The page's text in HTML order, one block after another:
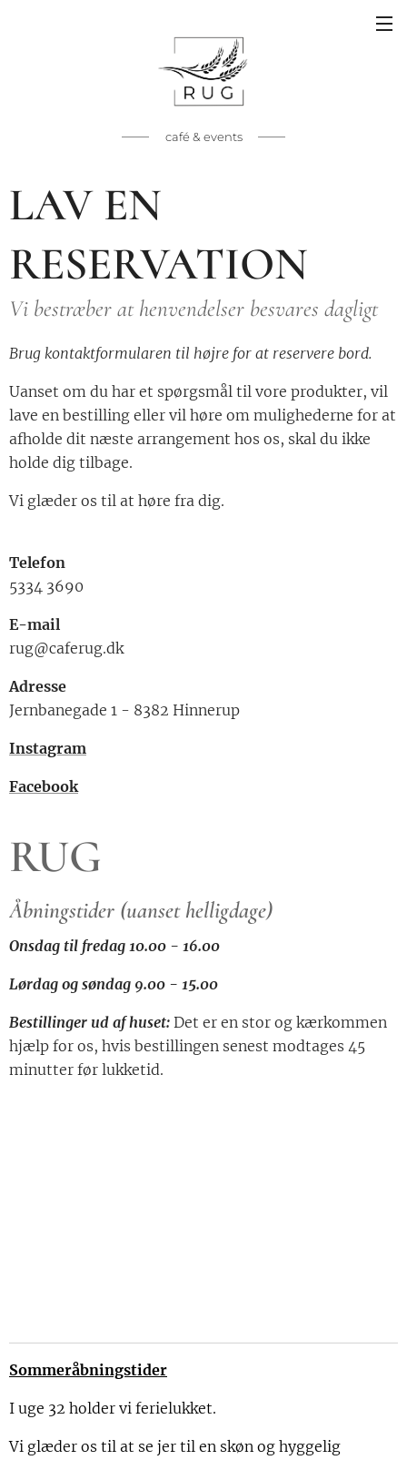
café & events
LAV EN
RESERVATION
Vi bestræber at henvendelser besvares dagligt
Brug kontaktformularen til højre for at reservere bord.
Uanset om du har et spørgsmål til vore produkter, vil
lave en bestilling eller vil høre om mulighederne for at
afholde dit næste arrangement hos os, skal du ikke
holde dig tilbage.
Vi glæder os til at høre fra dig.
Telefon
5334 3690
E-mail
rug@caferug.dk
Adresse
Jernbanegade 1 - 8382 Hinnerup
Instagram
Facebook
RUG
Åbningstider (uanset helligdage)
Onsdag til fredag 10.00 - 16.00
Lørdag og søndag 9.00 - 15.00
Bestillinger ud af huset: Det er en stor og kærkommen
hjælp for os, hvis bestillingen senest modtages 45
minutter før lukketid.
Sommeråbningstider
I uge 32 holder vi ferielukket.
Vi glæder os til at se jer til en skøn og hyggelig